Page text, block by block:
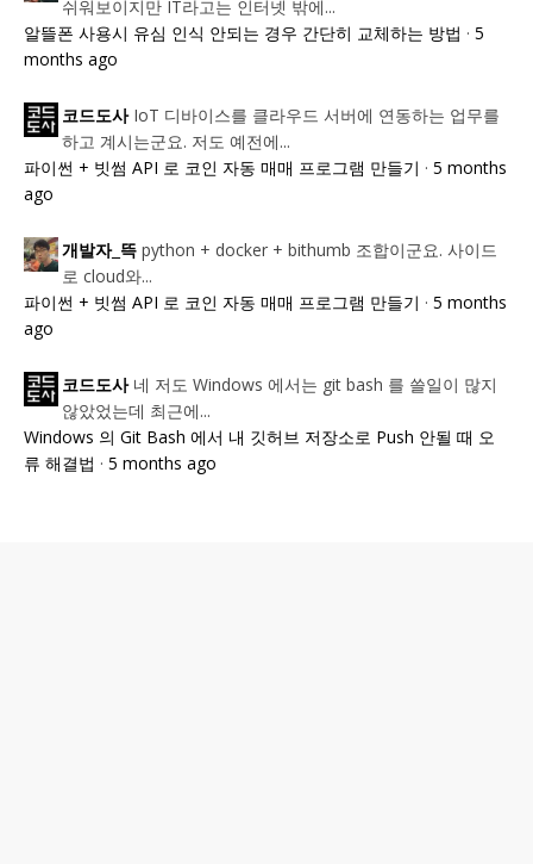
쉬워보이지만 IT라고는 인터넷 밖에...
알뜰폰 사용시 유심 인식 안되는 경우 간단히 교체하는 방법 · 5
months ago
코드도사 IoT 디바이스를 클라우드 서버에 연동하는 업무를
하고 계시는군요. 저도 예전에...
파이썬 + 빗썸 API 로 코인 자동 매매 프로그램 만들기 · 5 months
ago
개발자_뜩 python + docker + bithumb 조합이군요. 사이드
로 cloud와...
파이썬 + 빗썸 API 로 코인 자동 매매 프로그램 만들기 · 5 months
ago
코드도사 네 저도 Windows 에서는 git bash 를 쓸일이 많지
않았었는데 최근에...
Windows 의 Git Bash 에서 내 깃허브 저장소로 Push 안될 때 오
류 해결법 · 5 months ago